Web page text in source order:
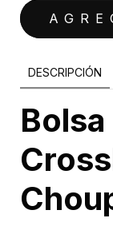
DESCRIPCIÓN